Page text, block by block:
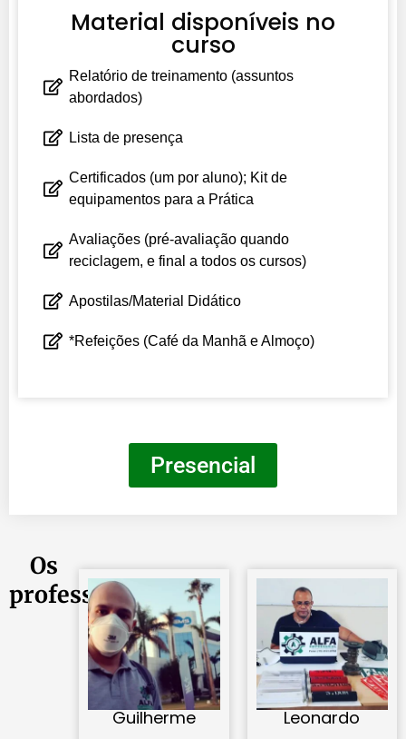
Material disponíveis no
curso
Relatório de treinamento (assuntos
abordados)
Lista de presença
Certificados (um por aluno); Kit de
equipamentos para a Prática
Avaliações (pré-avaliação quando
reciclagem, e final a todos os cursos)
Apostilas/Material Didático
*Refeições (Café da Manhã e Almoço)
Presencial
Os
professores
Guilherme Leonardo